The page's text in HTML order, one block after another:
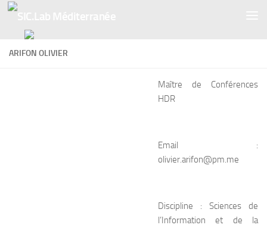
ARIFON OLIVIER
Maître de Conférences
HDR
Email :
olivier.arifon@pm.me
Discipline : Sciences de
l’Information et de la